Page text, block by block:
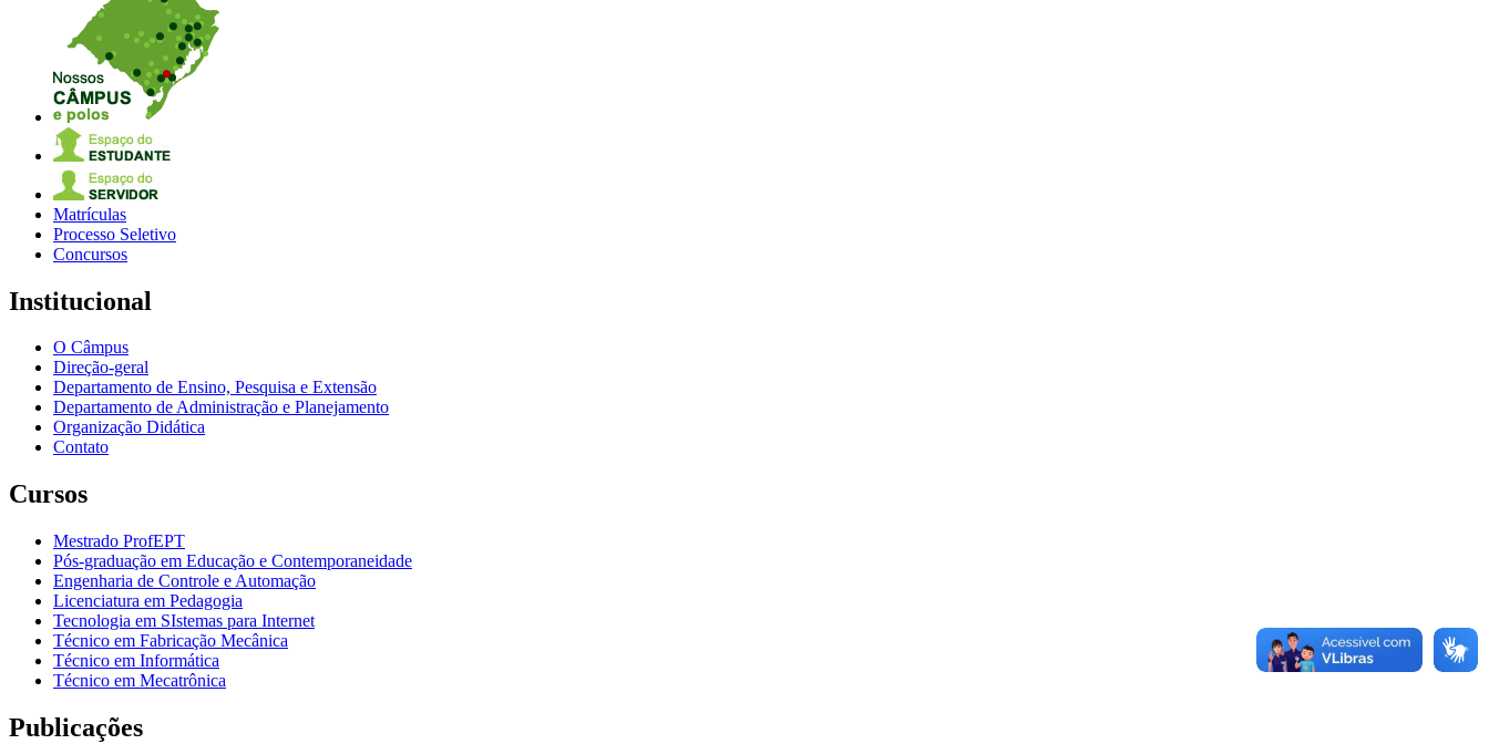
Matrículas
Processo Seletivo
Concursos
Institucional
O Câmpus
Direção-geral
Departamento de Ensino, Pesquisa e Extensão
Departamento de Administração e Planejamento
Organização Didática
Contato
Cursos
Mestrado ProfEPT
Pós-graduação em Educação e Contemporaneidade
Engenharia de Controle e Automação
Licenciatura em Pedagogia
Tecnologia em SIstemas para Internet
Técnico em Fabricação Mecânica
Técnico em Informática
Técnico em Mecatrônica
Publicações